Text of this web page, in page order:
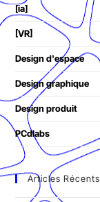
[ia]
[VR]
Design d'espace
Design graphique
Design produit
PCdlabs
Articles Récents